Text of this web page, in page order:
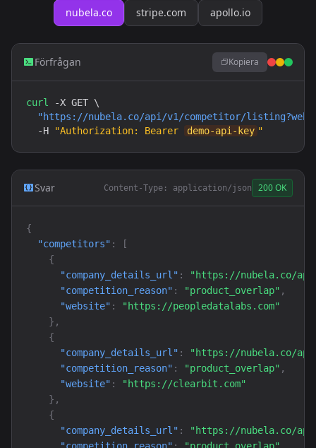
nubela.co
stripe.com apollo.io
Förfrågan Kopiera
curl
-X GET \
"https://nubela.co/api/v1/competitor/
  -H
"Authorization: Bearer demo-api-key "
Svar Content-Type: application/json 200 OK
{
"competitors" :
[
{
"company_details_url" :
"https://nubela.co/api/
"competition_reason" : "product_overlap" ,
"website" :
"https://peopledatalabs.com"
} ,
{
"company_details_url" :
"https://nubela.co/api/
"competition_reason" : "product_overlap" ,
"website" :
"https://clearbit.com"
} ,
{
"company_details_url" :
"https://nubela.co/api/